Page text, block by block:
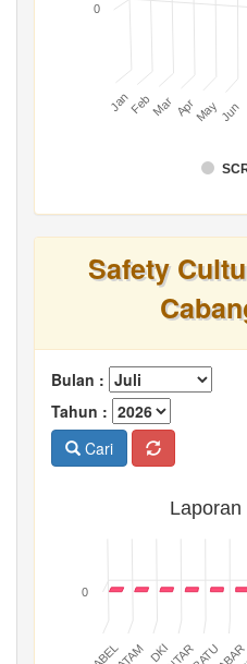
JanFebMar AprMay Jun
0
Safety
Bulan :
Tahun :
Cari
Laporan
DKI
0